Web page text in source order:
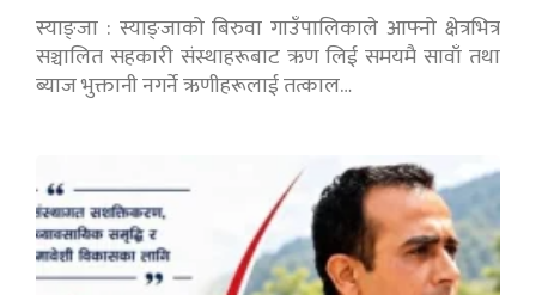
स्याङ्जा : स्याङ्जाको बिरुवा गाउँपालिकाले आफ्नो क्षेत्रभित्र
सञ्चालित सहकारी संस्थाहरूबाट ऋण लिई समयमै सावाँ तथा
ब्याज भुक्तानी नगर्ने ऋणीहरूलाई तत्काल…